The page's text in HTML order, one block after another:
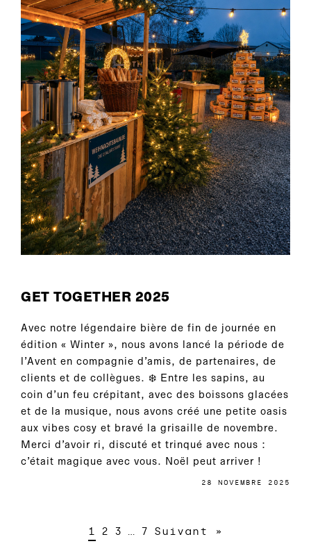
GET TOGETHER 2025
Avec notre légendaire bière de fin de journée en
édition « Winter », nous avons lancé la période de
l’Avent en compagnie d’amis, de partenaires, de
clients et de collègues. ❄️ Entre les sapins, au
coin d’un feu crépitant, avec des boissons glacées
et de la musique, nous avons créé une petite oasis
aux vibes cosy et bravé la grisaille de novembre.
Merci d’avoir ri, discuté et trinqué avec nous :
c’était magique avec vous. Noël peut arriver !
28 NOVEMBRE 2025
1 2 3 7 Suivant »